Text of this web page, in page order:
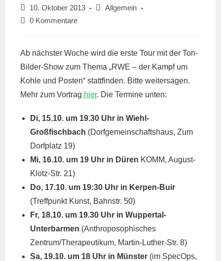
Beitrag
veröffentlicht:
10. Oktober 2013
Beitrags-
Allgemein
Beitrags-
0 Kommentare
Ab nächster Woche wird die erste Tour mit der Ton-
Bilder-Show zum Thema „RWE – der Kampf um
Kohle und Posten“ stattfinden. Bitte weitersagen.
Mehr zum Vortrag hier. Die Termine unten:
Di, 15.10. um 19.30 Uhr in Wiehl-
Großfischbach (Dorfgemeinschaftshaus, Zum
Dorfplatz 19)
Mi, 16.10. um 19 Uhr in Düren KOMM, August-
Klotz-Str. 21)
Do, 17.10. um 19:30 Uhr in Kerpen-Buir
(Treffpunkt Kunst, Bahnstr. 50)
Fr, 18.10. um 19.30 Uhr in Wuppertal-
Unterbarmen (Anthroposophisches
Zentrum/Therapeutikum, Martin-Luther-Str. 8)
Sa, 19.10. um 18 Uhr in Münster (im SpecOps,